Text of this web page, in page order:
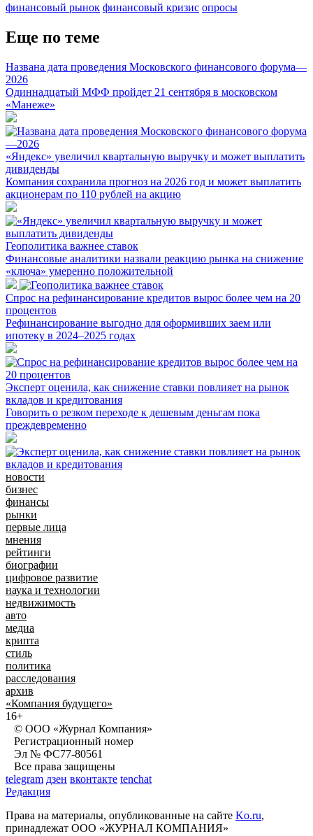
финансовый рынок финансовый кризис опросы
Еще по теме
Названа дата проведения Московского финансового форума—
2026
Одиннадцатый МФФ пройдет 21 сентября в московском
«Манеже»
«Яндекс» увеличил квартальную выручку и может выплатить
дивиденды
Компания сохранила прогноз на 2026 год и может выплатить
акционерам по 110 рублей на акцию
Геополитика важнее ставок
Финансовые аналитики назвали реакцию рынка на снижение
«ключа» умеренно положительной
Спрос на рефинансирование кредитов вырос более чем на 20
процентов
Рефинансирование выгодно для оформивших заем или
ипотеку в 2024–2025 годах
Эксперт оценила, как снижение ставки повлияет на рынок
вкладов и кредитования
Говорить о резком переходе к дешевым деньгам пока
преждевременно
новости
бизнес
финансы
рынки
первые лица
мнения
рейтинги
биографии
цифровое развитие
наука и технологии
недвижимость
авто
медиа
крипта
стиль
политика
расследования
архив
«Компания будущего»
16+
© ООО «Журнал Компания»
Регистрационный номер
Эл № ФС77-80561
Все права защищены
telegram дзен вконтакте tenchat
Редакция
Права на материалы, опубликованные на сайте Ko.ru,
принадлежат ООО «ЖУРНАЛ КОМПАНИЯ»